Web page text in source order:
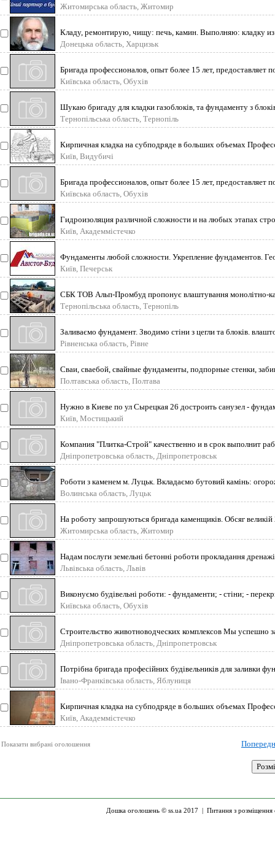
Житомирська область, Житомир
Кладу, ремонтирую, чищу: печь, камин. Выполняю: кладку
Донецька область, Харцизьк
Бригада профессионалов, опыт более 15 лет, предоставляет
Київська область, Обухів
Шукаю бригаду для кладки газоблоків, та фундаменту з
Тернопільська область, Тернопіль
Кирпичная кладка на субподряде в больших объемах
Київ, Видубичі
Бригада профессионалов, опыт более 15 лет, предоставляет
Київська область, Обухів
Гидроизоляция различной сложности и на любых этапах
Київ, Академмістечко
Фундаменты любой сложности. Укрепление фундаментов.
Київ, Печерськ
СБК ТОВ Альп-Промбуд пропонує влаштування монолітно-
Тернопільська область, Тернопіль
Заливаємо фундамент. Зводимо стіни з цегли та блоків.
Рівненська область, Рівне
Сваи, сваебой, свайные фундаменты, подпорные стенки,
Полтавська область, Полтава
Нужно в Киеве по ул Сырецкая 26 достроить санузел -
Київ, Мостицький
Компания "Плитка-Строй" качественно и в срок выполнит
Дніпропетровська область, Дніпропетровськ
Роботи з каменем м. Луцьк. Вкладаємо бутовий камінь:
Волинська область, Луцьк
На роботу запрошуються бригада каменщиків. Обсяг великій
Житомирська область, Житомир
Надам послуги земельні бетоннi роботи прокладання
Львівська область, Львів
Виконуємо будівельні роботи: - фундаменти; - стіни; -
Київська область, Обухів
Строительство животноводческих комплексов Мы успешно
Дніпропетровська область, Дніпропетровськ
Потрібна бригада професійних будівельників для заливки
Івано-Франківська область, Яблуниця
Кирпичная кладка на субподряде в больших объемах
Київ, Академмістечко
Показати вибрані оголошення
Дошка оголошень © ss.ua 2017 | Питання з